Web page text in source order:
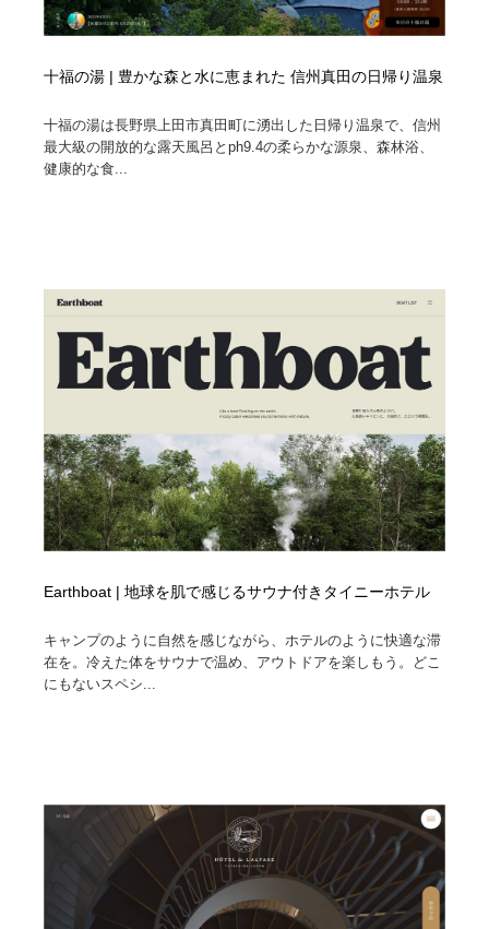
十福の湯 | 豊かな森と水に恵まれた 信州真田の日帰り温泉
十福の湯は長野県上田市真田町に湧出した日帰り温泉で、信州
最大級の開放的な露天風呂とph9.4の柔らかな源泉、森林浴、
健康的な食...
Earthboat | 地球を肌で感じるサウナ付きタイニーホテル
キャンプのように自然を感じながら、ホテルのように快適な滞
在を。冷えた体をサウナで温め、アウトドアを楽しもう。どこ
にもないスペシ...